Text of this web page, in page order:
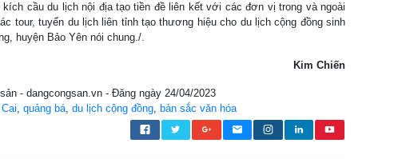
cầu du lịch nội địa tạo tiền đề liên kết với các đơn vị trong và ngoài
tour, tuyến du lịch liên tỉnh tạo thương hiệu cho du lịch cộng đồng sinh
huyện Bảo Yên nói chung./.
Kim Chiến
- dangcongsan.vn - Đăng ngày 24/04/2023
, quảng bá, du lịch cộng đồng, bản sắc văn hóa